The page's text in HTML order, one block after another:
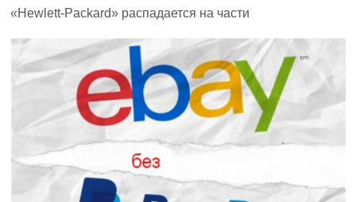
«Hewlett-Packard» распадается на части